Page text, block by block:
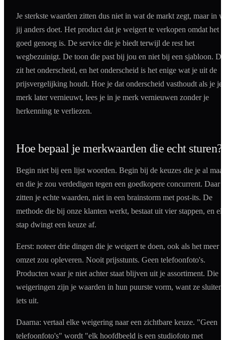
Je sterkste waarden zitten dus niet in wat de markt zegt, maar in
jij anders doet. Het product dat je weigert te verkopen omdat het
goed genoeg is. De service die je biedt terwijl de rest het
wegbezuinigt. De toon die past bij jou en niet bij een sjabloon.
zit het onderscheid, en het onderscheid is het enige wat je uit de
prijsvergelijking houdt. Hoe je dat onderscheid vasthoudt als je je
merk later vernieuwt, lees je in je merk vernieuwen zonder je
herkenning te verliezen.
Hoe bepaal je merkwaarden die echt sturen?
Begin niet bij een lijst woorden. Begin bij de keuzes die je al
en die je zou verdedigen tegen een goedkopere concurrent. Daar
zitten je echte waarden, niet in een brainstorm met post-its. De
methode die bij onze klanten werkt, bestaat uit vier stappen, en
stap dwingt een keuze af.
Eerst: noteer drie dingen die je weigert te doen, ook als het meer
omzet zou opleveren. Nooit prijsstunts. Geen telefoonfoto's.
Producten waar je niet achter staat blijven uit je assortiment. Die
weigeringen zijn je waarden in hun puurste vorm, want ze sluiten
iets uit.
Daarna: vertaal elke weigering naar een zichtbare keuze. "Geen
telefoonfoto's" wordt "elk hoofdbeeld is een studiofoto met